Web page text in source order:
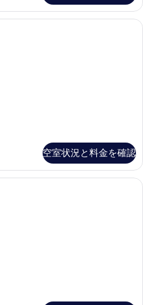
Lagoon Water Villa | ミニバー、セー
空室状況と料金を確認
Beach Pool Villa | ミニバー、セーフ